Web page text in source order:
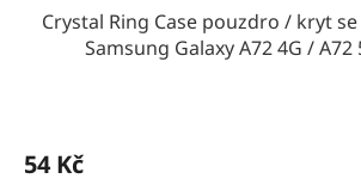
Crystal Ring Case pouzdro / kryt
Samsung Galaxy A72 4G / A72
54 Kč